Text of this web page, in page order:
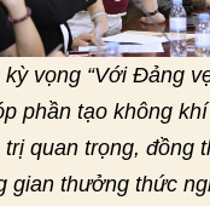
vọng “Với Đảng
phần tạo không
quan trọng, đồng
gian thưởng thức